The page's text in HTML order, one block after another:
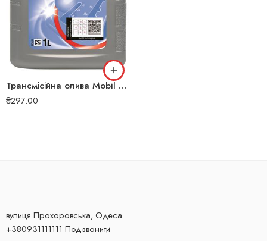
Трансмісійна олива Mobil ATF 320 1л 00000000095
₴297.00
вулиця Прохоровська, Одеса
+380931111111 Подзвонити